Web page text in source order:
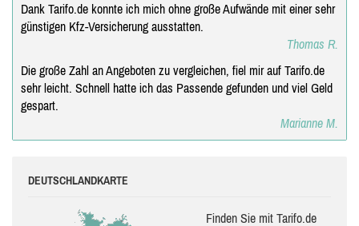
Dank Tarifo.de konnte ich mich ohne große Aufwände mit einer sehr
günstigen Kfz-Versicherung ausstatten.
Thomas R.
Die große Zahl an Angeboten zu vergleichen, fiel mir auf Tarifo.de
sehr leicht. Schnell hatte ich das Passende gefunden und viel Geld
gespart.
Marianne M.
DEUTSCHLANDKARTE
Finden Sie mit Tarifo.de